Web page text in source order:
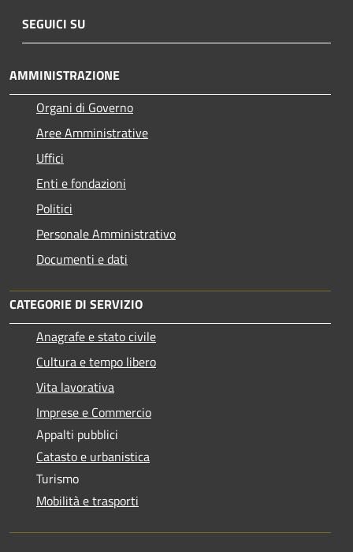
SEGUICI SU
AMMINISTRAZIONE
Organi di Governo
Aree Amministrative
Uffici
Enti e fondazioni
Politici
Personale Amministrativo
Documenti e dati
CATEGORIE DI SERVIZIO
Anagrafe e stato civile
Cultura e tempo libero
Vita lavorativa
Imprese e Commercio
Appalti pubblici
Catasto e urbanistica
Turismo
Mobilità e trasporti